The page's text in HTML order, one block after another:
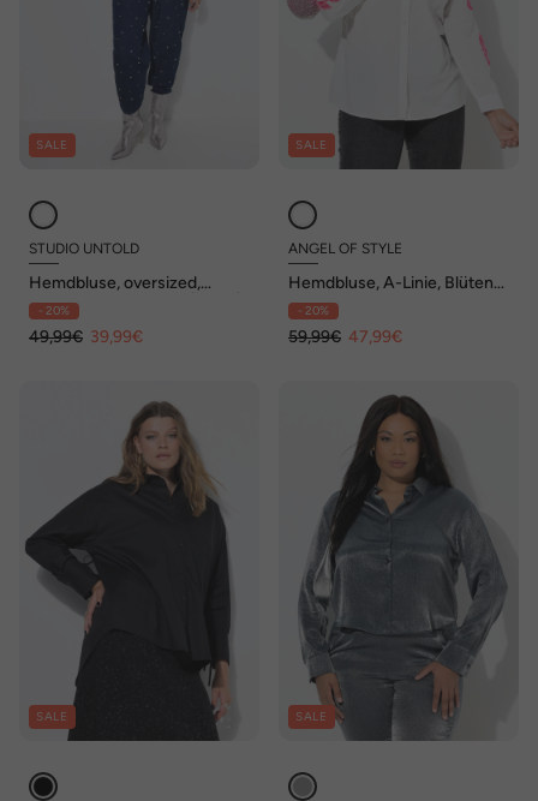
SALE
STUDIO UNTOLD
Hemdbluse, oversized,
Glitter-Manschetten (innen)
- 20%
49,99€ 39,99€
SALE
ANGEL OF STYLE
Hemdbluse, A-Linie, Blüten-
Stickerei, Langarm
- 20%
59,99€ 47,99€
SALE SALE